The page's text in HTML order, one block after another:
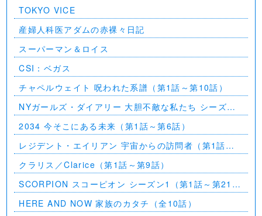
TOKYO VICE
産婦人科医アダムの赤裸々日記
スーパーマン＆ロイス
CSI：ベガス
チャペルウェイト 呪われた系譜（第1話～第10話）
NYガールズ・ダイアリー 大胆不敵な私たち シーズン
5（第1話～第2話）
2034 今そこにある未来（第1話～第6話）
レジデント・エイリアン 宇宙からの訪問者（第1話～
第7話）
クラリス／Clarice（第1話～第9話）
SCORPION スコーピオン シーズン1（第1話～第21
話）
HERE AND NOW 家族のカタチ（全10話）